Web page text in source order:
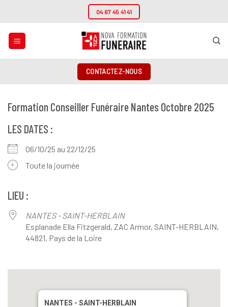
contenu
04 67 45 41 41
CONTACTEZ-NOUS
Formation Conseiller Funéraire Nantes Octobre 2025
LES DATES :
06/10/25 au 22/12/25
Toute la journée
LIEU :
NANTES - SAINT-HERBLAIN
Esplanade Ella Fitzgerald, ZAC Armor, SAINT-HERBLAIN,
44821, Pays de la Loire
NANTES - SAINT-HERBLAIN